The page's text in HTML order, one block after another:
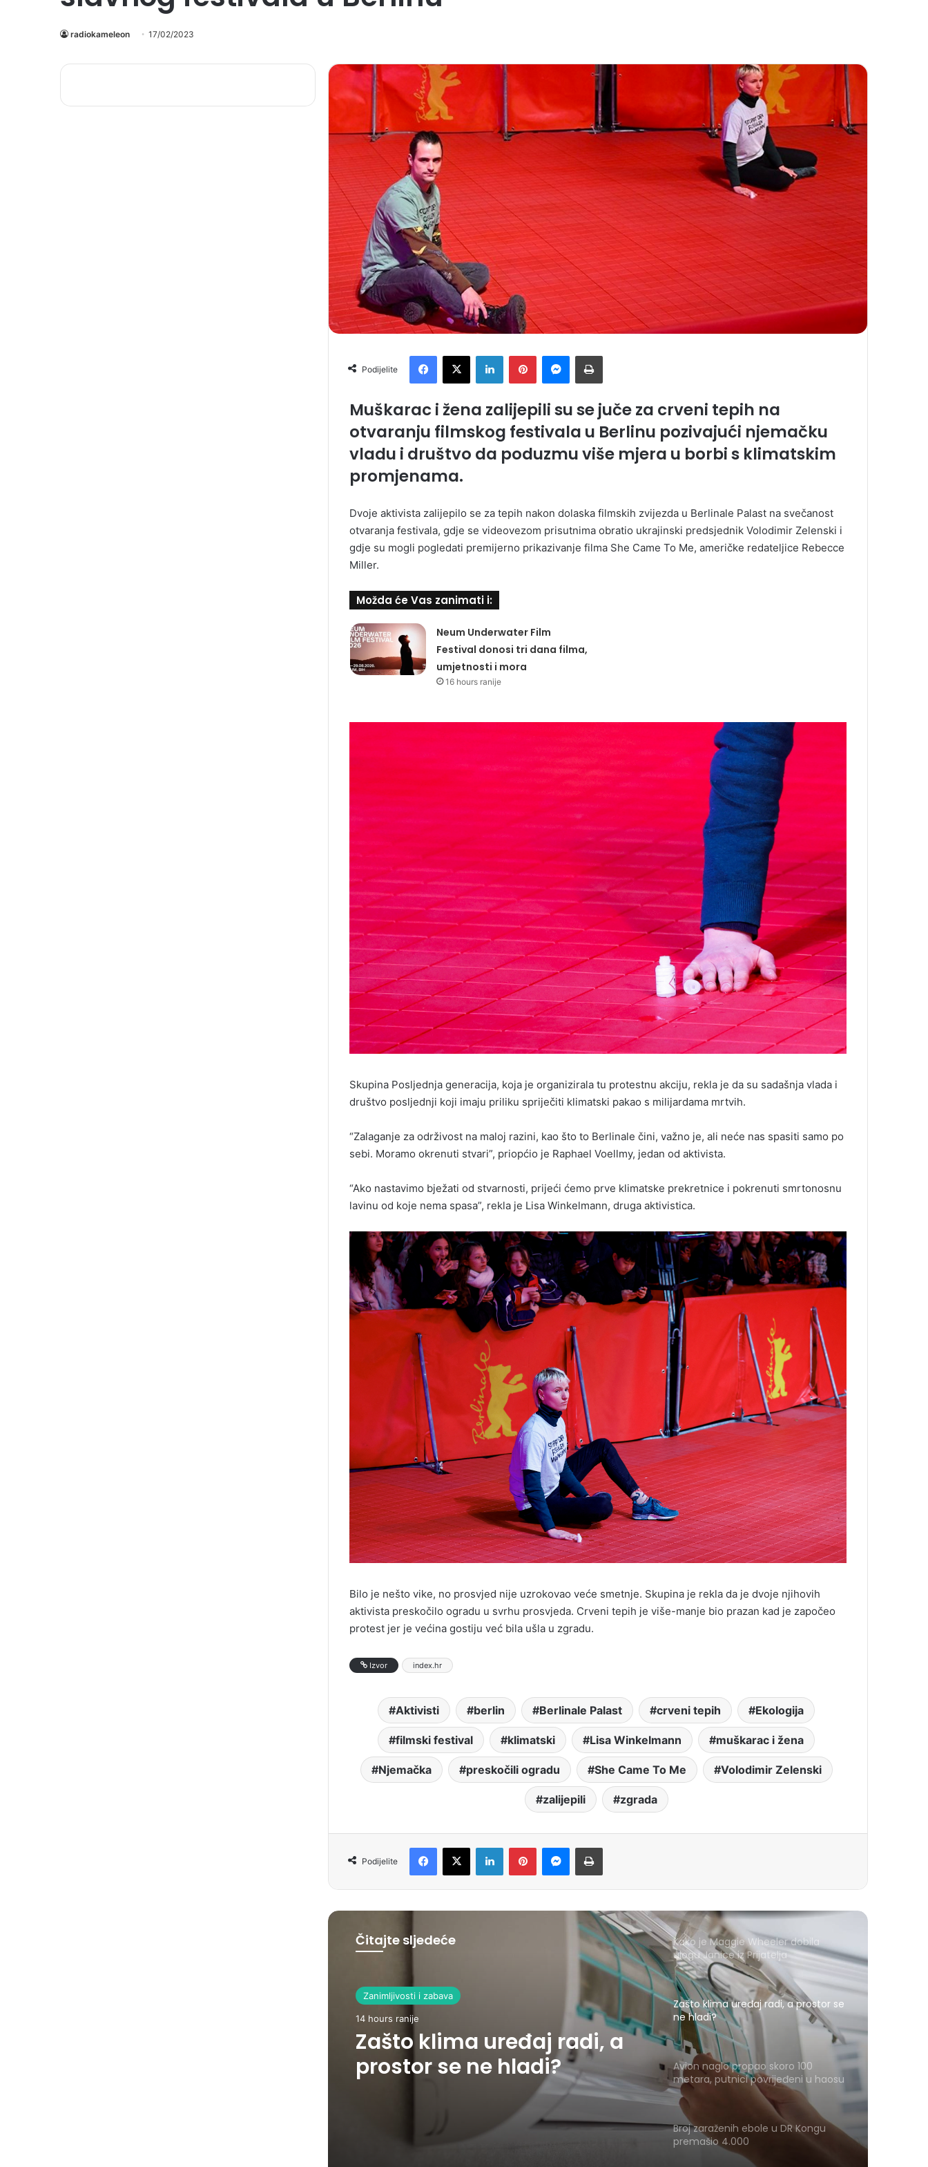
radiokameleon 17/02/2023
Podijelite
Muškarac i žena zalijepili su se juče za crveni tepih na
otvaranju filmskog festivala u Berlinu pozivajući njemačku
vladu i društvo da poduzmu više mjera u borbi s klimatskim
promjenama.
Dvoje aktivista zalijepilo se za tepih nakon dolaska filmskih zvijezda u Berlinale Palast na svečanost
otvaranja festivala, gdje se videovezom prisutnima obratio ukrajinski predsjednik Volodimir Zelenski i
gdje su mogli pogledati premijerno prikazivanje filma She Came To Me, američke redateljice Rebecce
Miller.
Možda će Vas zanimati i:
Neum Underwater Film
Festival donosi tri dana filma,
umjetnosti i mora
16 hours ranije
Skupina Posljednja generacija, koja je organizirala tu protestnu akciju, rekla je da su sadašnja vlada i
društvo posljednji koji imaju priliku spriječiti klimatski pakao s milijardama mrtvih.
“Zalaganje za održivost na maloj razini, kao što to Berlinale čini, važno je, ali neće nas spasiti samo po
sebi. Moramo okrenuti stvari”, priopćio je Raphael Voellmy, jedan od aktivista.
“Ako nastavimo bježati od stvarnosti, prijeći ćemo prve klimatske prekretnice i pokrenuti smrtonosnu
lavinu od koje nema spasa”, rekla je Lisa Winkelmann, druga aktivistica.
Bilo je nešto vike, no prosvjed nije uzrokovao veće smetnje. Skupina je rekla da je dvoje njihovih
aktivista preskočilo ogradu u svrhu prosvjeda. Crveni tepih je više-manje bio prazan kad je započeo
protest jer je većina gostiju već bila ušla u zgradu.
Izvor index.hr
Aktivisti berlin Berlinale Palast crveni tepih Ekologija
filmski festival klimatski Lisa Winkelmann muškarac i žena
Njemačka preskočili ogradu She Came To Me Volodimir Zelenski
zalijepili zgrada
Podijelite
Čitajte sljedeće
Zanimljivosti i zabava
14 hours ranije
Zašto klima uređaj radi, a
prostor se ne hladi?
Svijet
14 hours ranije
Avion naglo propao skoro
100 metara, putnici
Kako je Maggie Wheeler dobila
ulogu Janice iz Prijatelja
Zašto klima uređaj radi, a prostor se
ne hladi?
Avion naglo propao skoro 100
metara, putnici povrijeđeni u haosu
Broj zaraženih ebole u DR Kongu
premašio 4.000